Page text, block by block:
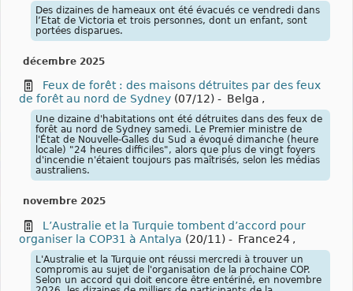
Des dizaines de hameaux ont été évacués ce vendredi dans
l’Etat de Victoria et trois personnes, dont un enfant, sont
portées disparues.
décembre 2025
Feux de forêt : des maisons détruites par des feux
de forêt au nord de Sydney (07/12) - Belga ,
Une dizaine d'habitations ont été détruites dans des feux de
forêt au nord de Sydney samedi. Le Premier ministre de
l'État de Nouvelle-Galles du Sud a évoqué dimanche (heure
locale) "24 heures difficiles", alors que plus de vingt foyers
d'incendie n'étaient toujours pas maîtrisés, selon les médias
australiens.
novembre 2025
L’Australie et la Turquie tombent d’accord pour
organiser la COP31 à Antalya (20/11) - France24 ,
L'Australie et la Turquie ont réussi mercredi à trouver un
compromis au sujet de l'organisation de la prochaine COP.
Selon un accord qui doit encore être entériné, en novembre